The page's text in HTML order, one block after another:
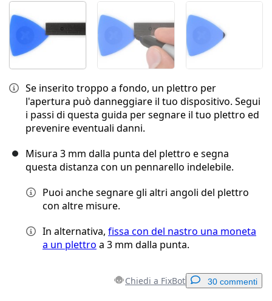
Se inserito troppo a fondo, un plettro per
l'apertura può danneggiare il tuo dispositivo. Segui
i passi di questa guida per segnare il tuo plettro ed
prevenire eventuali danni.
Misura 3 mm dalla punta del plettro e segna
questa distanza con un pennarello indelebile.
Puoi anche segnare gli altri angoli del plettro
con altre misure.
In alternativa, fissa con del nastro una moneta
a un plettro a 3 mm dalla punta.
Chiedi a FixBot 30 commenti